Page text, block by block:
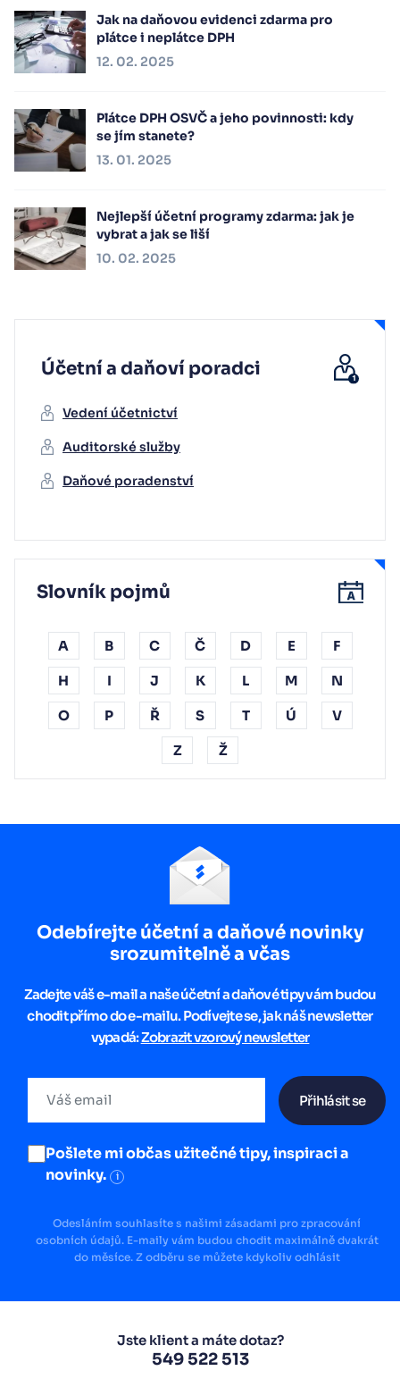
Jak na daňovou evidenci zdarma pro
plátce i neplátce DPH
12. 02. 2025
Plátce DPH OSVČ a jeho povinnosti: kdy
se jím stanete?
13. 01. 2025
Nejlepší účetní programy zdarma: jak je
vybrat a jak se liší
10. 02. 2025
Účetní a daňoví poradci
Vedení účetnictví
Auditorské služby
Daňové poradenství
Slovník pojmů
A B C Č D E F
H I J K L M N
O P Ř S T Ú V
Z Ž
Odebírejte účetní a daňové novinky
srozumitelně a včas
Zadejte váš e-mail a naše účetní a daňové tipy vám budou
chodit přímo do e-mailu. Podívejte se, jak náš newsletter
vypadá:Zobrazit vzorový newsletter
Přihlásit se
Pošlete mi občas užitečné tipy, inspiraci a
novinky.
i
Odesláním souhlasíte s našimi zásadami pro zpracování
osobních údajů. E-maily vám budou chodit maximálně dvakrát
do měsíce. Z odběru se můžete kdykoliv odhlásit
Jste klient a máte dotaz?
549 522 513